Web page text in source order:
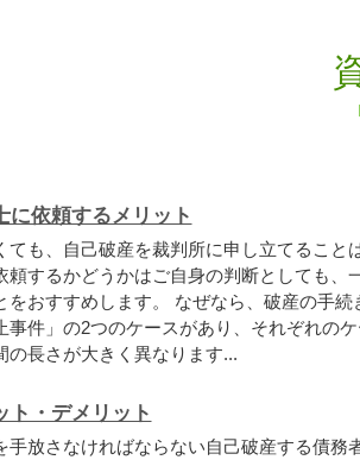
に依頼するメリット
ても、自己破産を裁判所に申し立てること
頼するかどうかはご自身の判断としても、
をおすすめします。 なぜなら、破産の手続
事件」の2つのケースがあり、それぞれの
の長さが大きく異なります...
ト・デメリット
手放さなければならない自己破産する債務